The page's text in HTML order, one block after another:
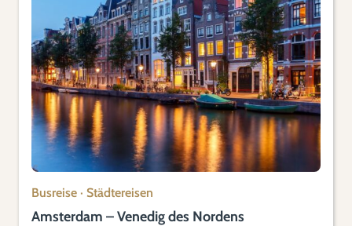
Busreise · Städtereisen
Amsterdam – Venedig des Nordens